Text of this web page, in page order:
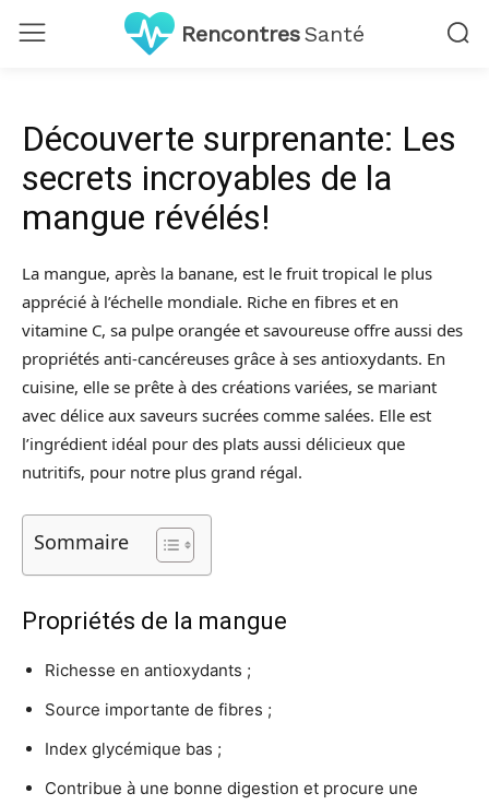
RencontresSanté
Découverte surprenante: Les
secrets incroyables de la
mangue révélés!
La mangue, après la banane, est le fruit tropical le plus
apprécié à l’échelle mondiale. Riche en fibres et en
vitamine C, sa pulpe orangée et savoureuse offre aussi des
propriétés anti-cancéreuses grâce à ses antioxydants. En
cuisine, elle se prête à des créations variées, se mariant
avec délice aux saveurs sucrées comme salées. Elle est
l’ingrédient idéal pour des plats aussi délicieux que
nutritifs, pour notre plus grand régal.
Sommaire
Propriétés de la mangue
Richesse en antioxydants ;
Source importante de fibres ;
Index glycémique bas ;
Contribue à une bonne digestion et procure une